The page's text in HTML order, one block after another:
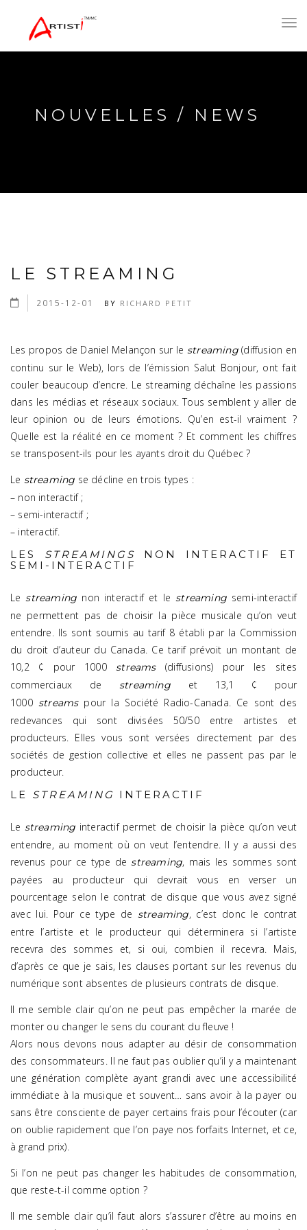
NOUVELLES / NEWS
LE STREAMING
2015-12-01 BY RICHARD PETIT
Les propos de Daniel Melançon sur le streaming(diffusion en
continu sur le Web), lors de l’émission Salut Bonjour, ont fait
couler beaucoup d’encre. Le streaming déchaîne les passions
dans les médias et réseaux sociaux. Tous semblent y aller de
leur opinion ou de leurs émotions. Qu’en est-il vraiment ?
Quelle est la réalité en ce moment ? Et comment les chiffres
se transposent-ils pour les ayants droit du Québec ?
Le streaming se décline en trois types :
– non interactif ;
– semi-interactif ;
– interactif.
LES STREAMINGS NON INTERACTIF ET
SEMI-INTERACTIF
Lestreaming non interactif et lestreamingsemi-interactif
ne permettent pas de choisir la pièce musicale qu’on veut
entendre. Ils sont soumis au tarif 8 établi par la Commission
du droit d’auteur du Canada. Ce tarif prévoit un montant de
10,2 ¢ pour 1000streams(diffusions) pour les sites
commerciaux destreaminget 13,1 ¢ pour
1000 streamspour la Société Radio-Canada. Ce sont des
redevances qui sont divisées 50/50 entre artistes et
producteurs. Elles vous sont versées directement par des
sociétés de gestion collective et elles ne passent pas par le
producteur.
LE STREAMING INTERACTIF
Le streaming interactif permet de choisir la pièce qu’on veut
entendre, au moment où on veut l’entendre. Il y a aussi des
revenus pour ce type destreaming, mais les sommes sont
payées au producteur qui devrait vous en verser un
pourcentage selon le contrat de disque que vous avez signé
avec lui. Pour ce type de streaming, c’est donc le contrat
entre l’artiste et le producteur qui déterminera si l’artiste
recevra des sommes et, si oui, combien il recevra. Mais,
d’après ce que je sais, les clauses portant sur les revenus du
numérique sont absentes de plusieurs contrats de disque.
Il me semble clair qu’on ne peut pas empêcher la marée de
monter ou changer le sens du courant du fleuve !
Alors nous devons nous adapter au désir de consommation
des consommateurs. Il ne faut pas oublier qu’il y a maintenant
une génération complète ayant grandi avec une accessibilité
immédiate à la musique et souvent… sans avoir à la payer ou
sans être consciente de payer certains frais pour l’écouter (car
on oublie rapidement que l’on paye nos forfaits Internet, et ce,
à grand prix).
Si l’on ne peut pas changer les habitudes de consommation,
que reste-t-il comme option ?
Il me semble clair qu’il faut alors s’assurer d’être au moins en